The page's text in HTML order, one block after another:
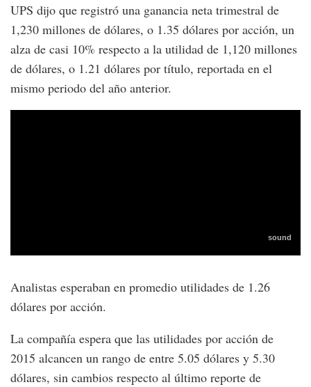
UPS dijo que registró una ganancia neta trimestral de
1,230 millones de dólares, o 1.35 dólares por acción, un
alza de casi 10% respecto a la utilidad de 1,120 millones
de dólares, o 1.21 dólares por título, reportada en el
mismo periodo del año anterior.
Analistas esperaban en promedio utilidades de 1.26
dólares por acción.
La compañía espera que las utilidades por acción de
2015 alcancen un rango de entre 5.05 dólares y 5.30
dólares, sin cambios respecto al último reporte de